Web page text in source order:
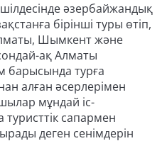
әзербайжандық
бірінші туры өтіп,
Шымкент және
ақ Алматы
турға
алған әсерлерімен
мұндай іс-
сапармен
деген сенімдерін